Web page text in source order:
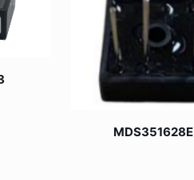
MDS351628E